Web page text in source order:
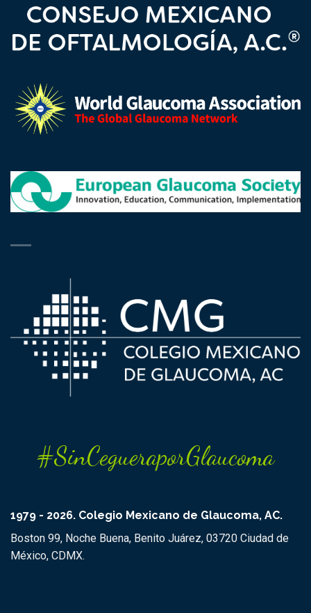
#SinCegueraporGlaucoma
1979 - 2026. Colegio Mexicano de Glaucoma, AC.
Boston 99, Noche Buena, Benito Juárez, 03720 Ciudad de
México, CDMX.